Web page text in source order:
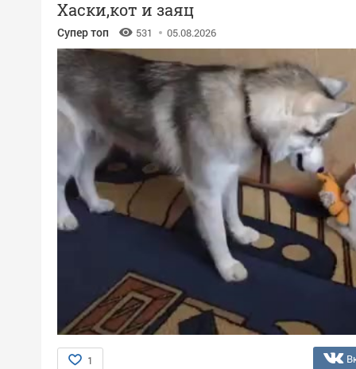
Хаски,кот и заяц
Супер топ 531 05.08.2026
1